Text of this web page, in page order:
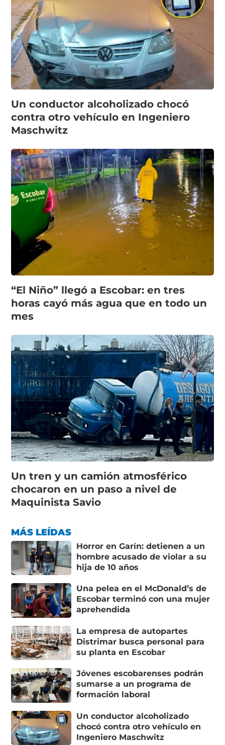
Un conductor alcoholizado chocó
contra otro vehículo en Ingeniero
Maschwitz
“El Niño” llegó a Escobar: en tres
horas cayó más agua que en todo un
mes
Un tren y un camión atmosférico
chocaron en un paso a nivel de
Maquinista Savio
MÁS LEÍDAS
Horror en Garín: detienen a un
hombre acusado de violar a su
hija de 10 años
Una pelea en el McDonald’s de
Escobar terminó con una mujer
aprehendida
La empresa de autopartes
Distrimar busca personal para
su planta en Escobar
Jóvenes escobarenses podrán
sumarse a un programa de
formación laboral
Un conductor alcoholizado
chocó contra otro vehículo en
Ingeniero Maschwitz